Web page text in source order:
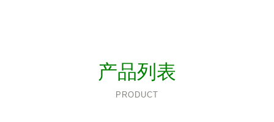
产品列表
PRODUCT